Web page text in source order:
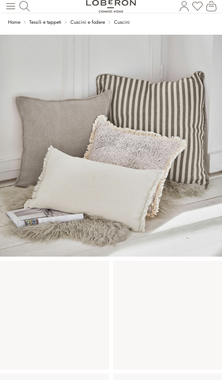
Torna al contenuto principale
Il
Home Tessili e tappeti Cuscini e fodere Cuscini